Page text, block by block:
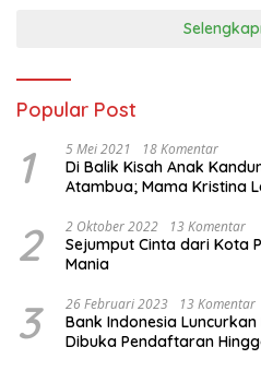
Popular Post
1 5 Mei 2021 18 Komentar
Di Balik Kisah Anak
Atambua; Mama Kristina
2 2 Oktober 2022 13 Komentar
Sejumput Cinta dari Kota
Mania
3 26 Februari 2023 13 Komentar
Bank Indonesia
Dibuka Pendaftaran